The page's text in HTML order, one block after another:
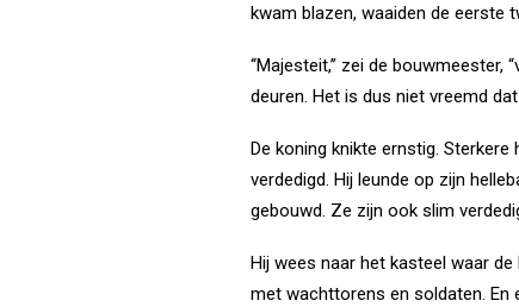
kwam blazen, waaiden de eerste
“Majesteit,” zei de bouwmeester,
deuren. Het is dus niet vreemd
De koning knikte ernstig.
verdedigd. Hij leunde op zijn
gebouwd. Ze zijn ook slim
Hij wees naar het kasteel waar
met wachttorens en soldaten. En